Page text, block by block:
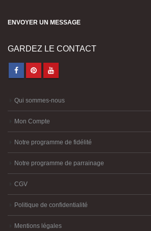
ENVOYER UN MESSAGE
GARDEZ LE CONTACT
Qui sommes-nous
Mon Compte
Notre programme de fidélité
Notre programme de parrainage
CGV
Politique de confidentialité
Mentions légales